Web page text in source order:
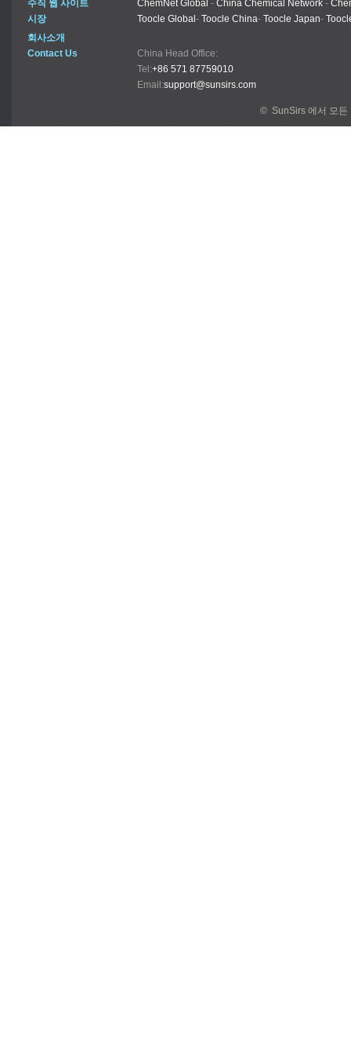
수직 웹 사이트 ChemNet Global - China Chemical Network -
시장
Toocle Global - Toocle China- Toocle Japan-
회사소개
Contact Us
China Head Office:
Tel:+86 571 87759010
Email:support@sunsirs.com
© SunSirs 에서 모